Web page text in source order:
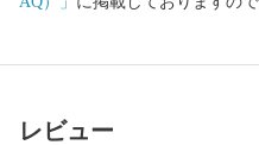
レビュー